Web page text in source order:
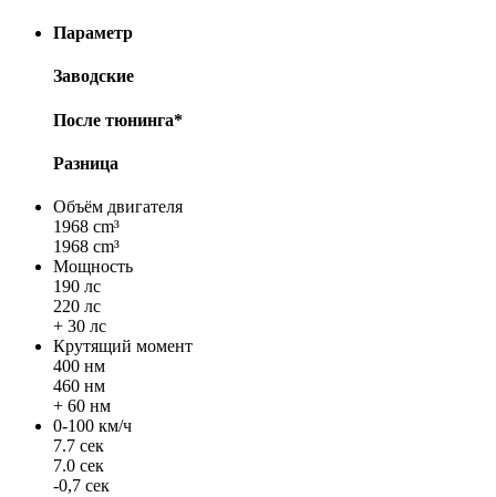
Параметр
Заводские
После тюнинга*
Разница
Объём двигателя
1968 cm³
1968 cm³
Мощность
190 лс
220 лс
+ 30 лс
Крутящий момент
400 нм
460 нм
+ 60 нм
0-100 км/ч
7.7 сек
7.0 сек
-0,7 сек